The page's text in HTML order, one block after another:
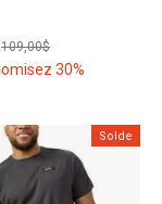
109,00$
30%
Solde